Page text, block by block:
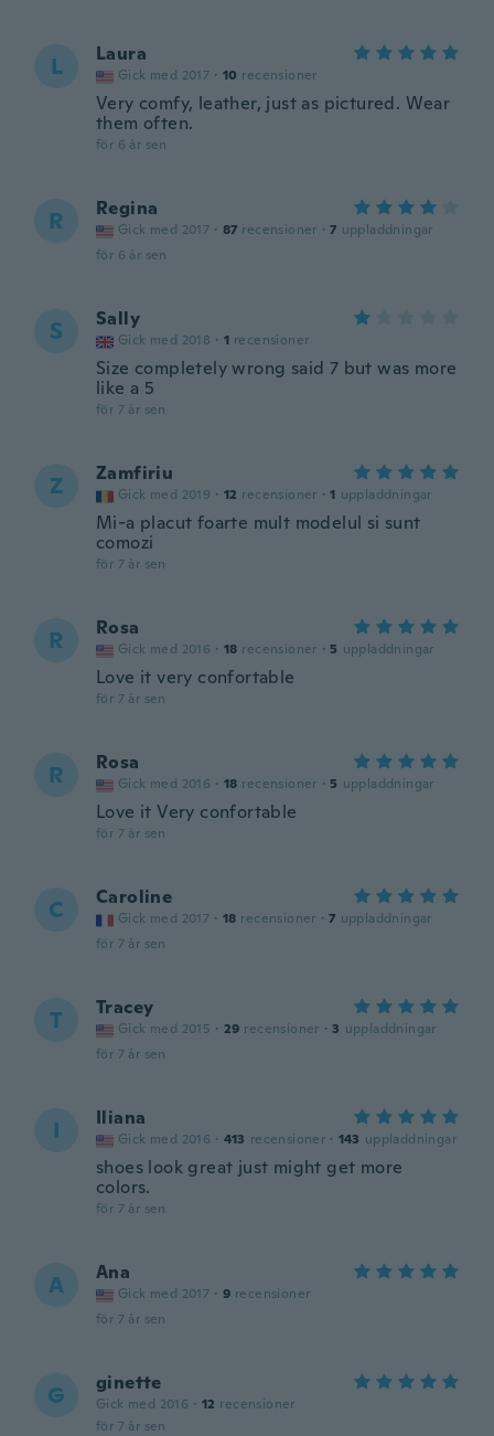
L Laura
Gick med 2017 · 10 recensioner
Very comfy, leather, just as pictured. Wear
them often.
för 6 år sen
R Regina
Gick med 2017 · 87 recensioner · 7 uppladdningar
för 6 år sen
S Sally
Gick med 2018 · 1 recensioner
Size completely wrong said 7 but was more
like a 5
för 7 år sen
Z Zamfiriu
Gick med 2019 · 12 recensioner · 1 uppladdningar
Mi-a placut foarte mult modelul si sunt
comozi
för 7 år sen
R Rosa
Gick med 2016 · 18 recensioner · 5 uppladdningar
Love it very confortable
för 7 år sen
R Rosa
Gick med 2016 · 18 recensioner · 5 uppladdningar
Love it Very confortable
för 7 år sen
C Caroline
Gick med 2017 · 18 recensioner · 7 uppladdningar
för 7 år sen
T Tracey
Gick med 2015 · 29 recensioner · 3 uppladdningar
för 7 år sen
I Iliana
Gick med 2016 · 413 recensioner · 143 uppladdningar
shoes look great just might get more
colors.
för 7 år sen
A Ana
Gick med 2017 · 9 recensioner
för 7 år sen
G ginette
Gick med 2016 · 12 recensioner
för 7 år sen